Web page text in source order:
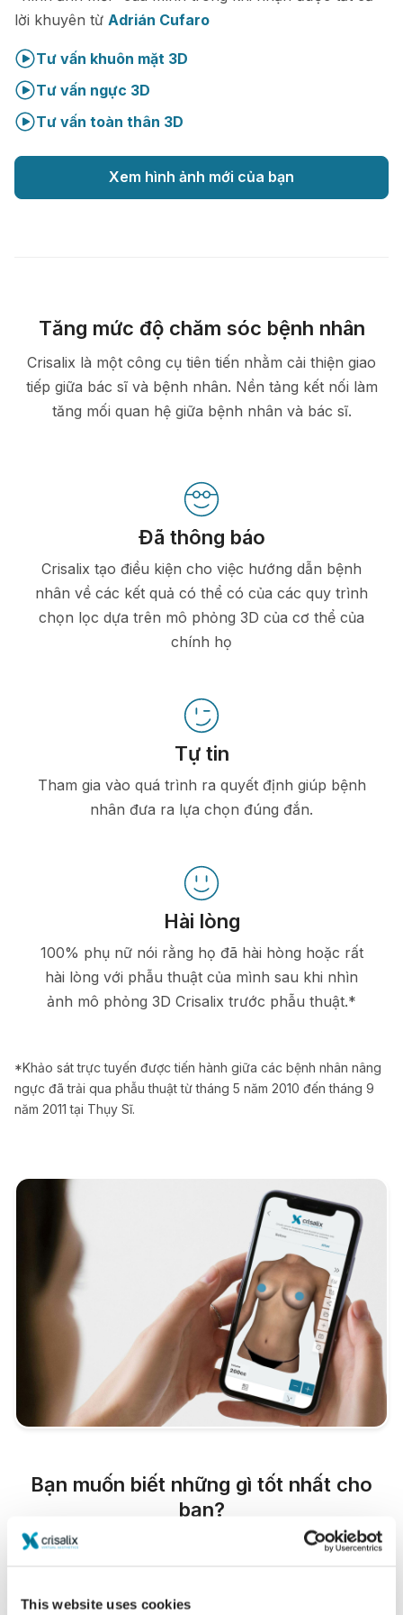
This website uses cookies
lời khuyên từ Adrián Cufaro
Tư vấn khuôn mặt 3D
Tư vấn ngực 3D
Tư vấn toàn thân 3D
Xem hình ảnh mới của bạn
Tăng mức độ chăm sóc bệnh nhân
Crisalix là một công cụ tiên tiến nhằm cải thiện giao
tiếp giữa bác sĩ và bệnh nhân. Nền tảng kết nối làm
tăng mối quan hệ giữa bệnh nhân và bác sĩ.
Đã thông báo
Crisalix tạo điều kiện cho việc hướng dẫn bệnh
nhân về các kết quả có thể có của các quy trình
chọn lọc dựa trên mô phỏng 3D của cơ thể của
chính họ
Tự tin
Tham gia vào quá trình ra quyết định giúp bệnh
nhân đưa ra lựa chọn đúng đắn.
Hài lòng
100% phụ nữ nói rằng họ đã hài hòng hoặc rất
hài lòng với phẫu thuật của mình sau khi nhìn
ảnh mô phỏng 3D Crisalix trước phẫu thuật.*
*Khảo sát trực tuyến được tiến hành giữa các bệnh nhân nâng
ngực đã trải qua phẫu thuật từ tháng 5 năm 2010 đến tháng 9
năm 2011 tại Thụy Sĩ.
Bạn muốn biết những gì tốt nhất cho
bạn?
Sau khi tham vấn,
có thể cho phép bạn